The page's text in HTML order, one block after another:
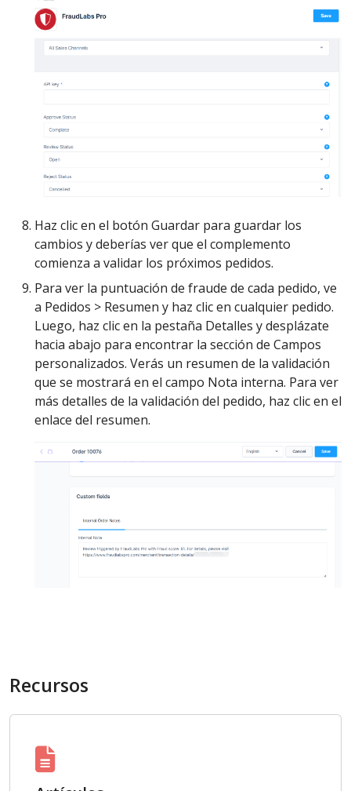
Haz clic en el botón Guardar para guardar los
cambios y deberías ver que el complemento
comienza a validar los próximos pedidos.
Para ver la puntuación de fraude de cada pedido, ve
a Pedidos > Resumen y haz clic en cualquier pedido.
Luego, haz clic en la pestaña Detalles y desplázate
hacia abajo para encontrar la sección de Campos
personalizados. Verás un resumen de la validación
que se mostrará en el campo Nota interna. Para ver
más detalles de la validación del pedido, haz clic en el
enlace del resumen.
Recursos